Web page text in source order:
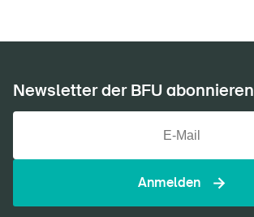
Newsletter der BFU abonnieren
Anmelden